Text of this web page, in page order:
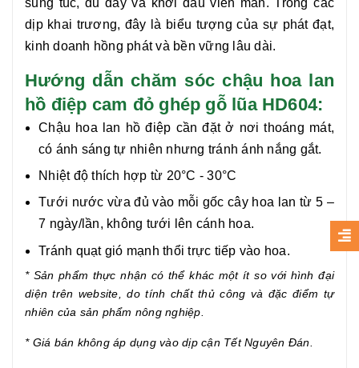
dịp khai trương, đây là biểu tượng của sự phát đạt,
kinh doanh hồng phát và bền vững lâu dài.
Hướng dẫn chăm sóc chậu hoa lan
hồ điệp cam đỏ ghép gỗ lũa HD604:
Chậu hoa lan hồ điệp cần đặt ở nơi thoáng mát,
có ánh sáng tự nhiên nhưng tránh ánh nắng gắt.
Nhiệt độ thích hợp từ 20°C - 30°C
Tưới nước vừa đủ vào mỗi gốc cây hoa lan từ 5 –
7 ngày/lần, không tưới lên cánh hoa.
Tránh quạt gió mạnh thổi trực tiếp vào hoa.
* Sản phẩm thực nhận có thể khác một ít so với hình đại
diện trên website, do tính chất thủ công và đặc điểm tự
nhiên của sản phẩm nông nghiệp.
* Giá bán không áp dụng vào dịp cận Tết Nguyên Đán.